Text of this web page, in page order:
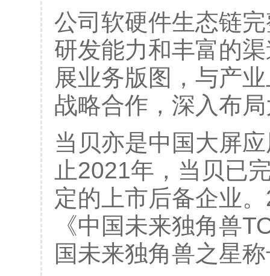
公司软硬件生态链
研发能力和丰富的
展业务版图，与产
战略合作，深入布
当贝亦是中国大屏
止2021年，当贝已
定的上市后备企业
《中国未来独角兽
国未来独角兽之星